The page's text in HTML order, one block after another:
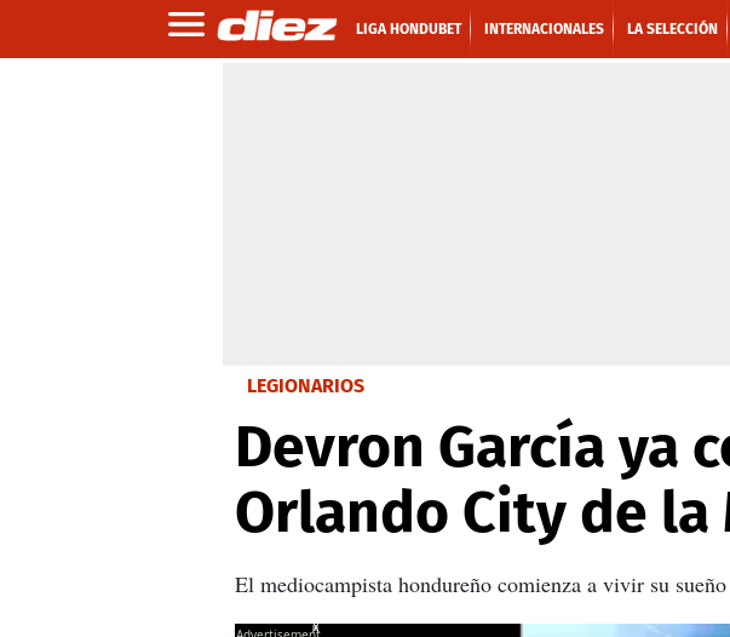
LIGA HONDUBET INTERNACIONALES LA SELECCIÓN
LEGIONARIOS
Devron García ya
Orlando City de la
El mediocampista hondureño comienza a vivir su
X